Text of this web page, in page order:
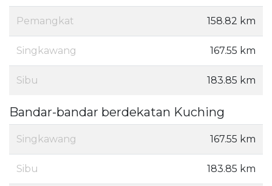
Pemangkat 158.82 km
Singkawang 167.55 km
Sibu 183.85 km
Bandar-bandar berdekatan Kuching
Singkawang 167.55 km
Sibu 183.85 km